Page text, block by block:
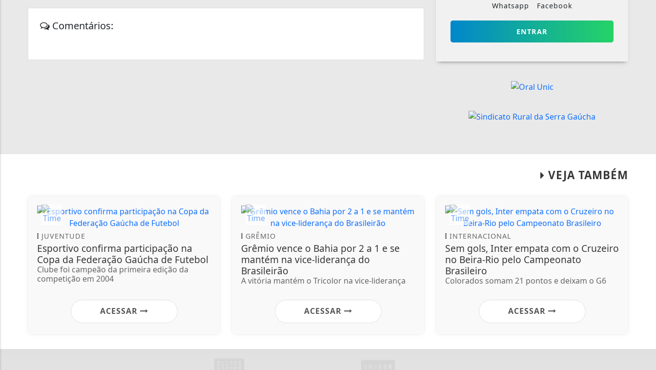
Comentários:
Whatsapp Facebook
ENTRAR
VEJA TAMBÉM
JUVENTUDE
Esportivo confirma participação na
Copa da Federação Gaúcha de Futebol
Clube foi campeão da primeira edição da
competição em 2004
ACESSAR
GRÊMIO
Grêmio vence o Bahia por 2 a 1 e se
mantém na vice-liderança do
Brasileirão
A vitória mantém o Tricolor na vice-liderança
ACESSAR
INTERNACIONAL
Sem gols, Inter empata com o Cruzeiro
no Beira-Rio pelo Campeonato
Brasileiro
Colorados somam 21 pontos e deixam o G6
ACESSAR